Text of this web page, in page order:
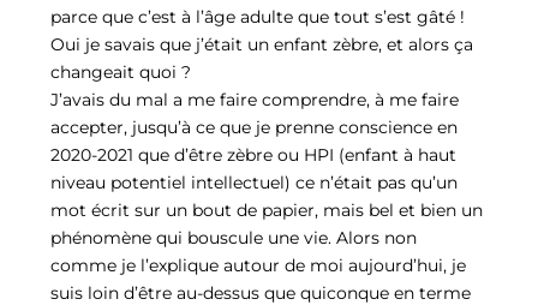
parce que c’est à l’âge adulte que tout s’est gâté !
Oui je savais que j’était un enfant zèbre, et alors ça
changeait quoi ?
J’avais du mal a me faire comprendre, à me faire
accepter, jusqu’à ce que je prenne conscience en
2020-2021 que d’être zèbre ou HPI (enfant à haut
niveau potentiel intellectuel) ce n’était pas qu’un
mot écrit sur un bout de papier, mais bel et bien un
phénomène qui bouscule une vie. Alors non
comme je l’explique autour de moi aujourd’hui, je
suis loin d’être au-dessus que quiconque en terme